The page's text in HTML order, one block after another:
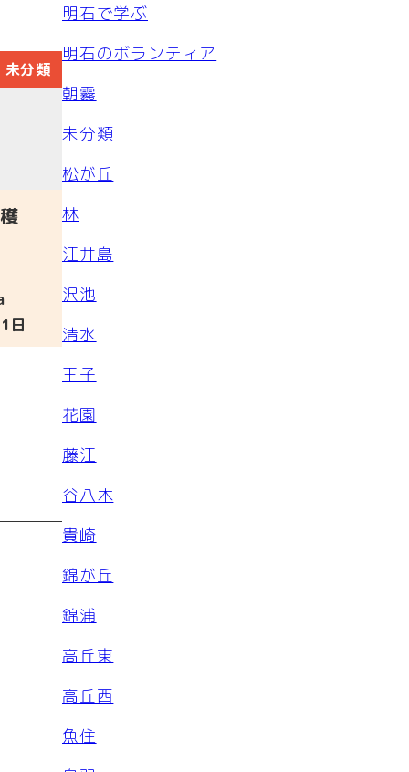
未分類
日
明石で学ぶ
明石のボランティア
朝霧
未分類
松が丘
林
江井島
沢池
清水
王子
花園
藤江
谷八木
貴崎
錦が丘
錦浦
高丘東
高丘西
魚住